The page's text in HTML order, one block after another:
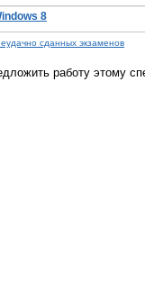
8
сданных экзаменов
работу этому